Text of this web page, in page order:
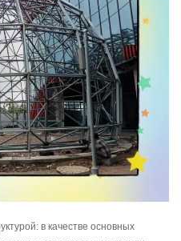
в качестве основных